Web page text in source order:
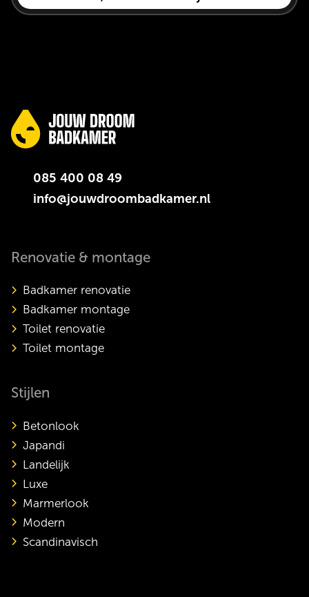
085 400 08 49
info@jouwdroombadkamer.nl
Renovatie & montage
Badkamer renovatie
Badkamer montage
Toilet renovatie
Toilet montage
Stijlen
Betonlook
Japandi
Landelijk
Luxe
Marmerlook
Modern
Scandinavisch